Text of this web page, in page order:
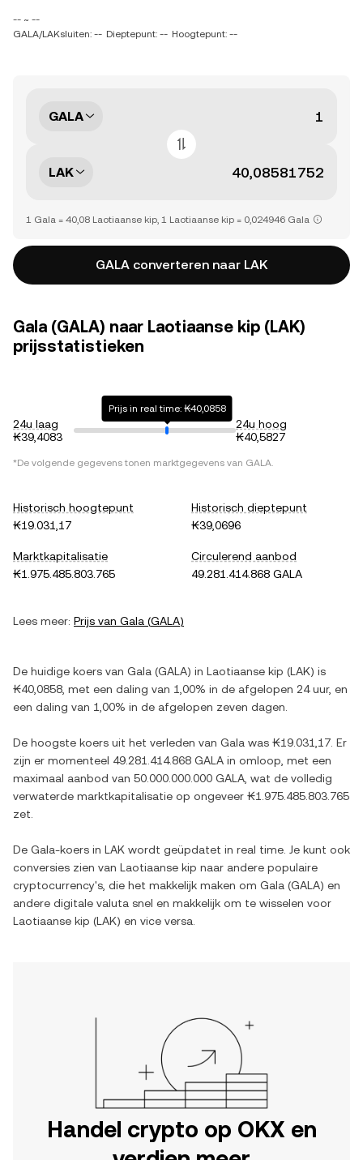
-- ~ --
GALA/LAKsluiten: -- Dieptepunt: -- Hoogtepunt: --
GALA
LAK
1 Gala = 40,08 Laotiaanse kip, 1 Laotiaanse kip = 0,024946 Gala
GALA converteren naar LAK
Gala (GALA) naar Laotiaanse kip (LAK)
prijsstatistieken
24u laag
₭39,4083
Prijs in real time: ₭40,0858
24u hoog
₭40,5827
*De volgende gegevens tonen marktgegevens van GALA.
Historisch hoogtepunt
₭19.031,17
Historisch dieptepunt
₭39,0696
Marktkapitalisatie
₭1.975.485.803.765
Circulerend aanbod
49.281.414.868 GALA
Lees meer: Prijs van Gala (GALA)
De huidige koers van Gala (GALA) in Laotiaanse kip (LAK) is
₭40,0858 , met een daling van 1,00% in de afgelopen 24 uur, en
een daling van 1,00% in de afgelopen zeven dagen.
De hoogste koers uit het verleden van Gala was ₭19.031,17 . Er
zijn er momenteel 49.281.414.868 GALA in omloop, met een
maximaal aanbod van 50.000.000.000 GALA , wat de volledig
verwaterde marktkapitalisatie op ongeveer ₭1.975.485.803.765
zet.
De Gala-koers in LAK wordt geüpdatet in real time. Je kunt ook
conversies zien van Laotiaanse kip naar andere populaire
cryptocurrency's, die het makkelijk maken om Gala (GALA) en
andere digitale valuta snel en makkelijk om te wisselen voor
Laotiaanse kip (LAK) en vice versa.
Handel crypto op OKX en